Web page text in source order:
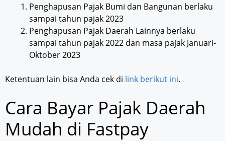
Penghapusan Pajak Bumi dan Bangunan berlaku
sampai tahun pajak 2023
Penghapusan Pajak Daerah Lainnya berlaku
sampai tahun pajak 2022 dan masa pajak Januari-
Oktober 2023
Ketentuan lain bisa Anda cek di link berikut ini.
Cara Bayar Pajak Daerah
Mudah di Fastpay